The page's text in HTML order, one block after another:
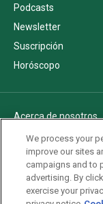
Podcasts
Newsletter
Suscripción
Horóscopo
Acerca de nosotros
Politica de
Pautas Editoriales
AdChoices
Advertise with us
We process your
improve our sites
campaigns and to
advertising. By
exercise your